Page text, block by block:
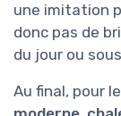
une imitation
donc pas de
du jour ou
Au final, pour